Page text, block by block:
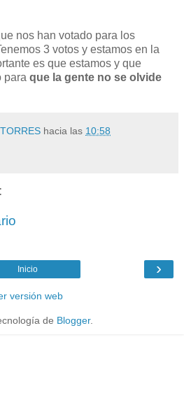
nos han votado para los
3 votos y estamos en la
es que estamos y que
para que la gente no se olvide
hacia las 10:58
›
Inicio
versión web
de Blogger.